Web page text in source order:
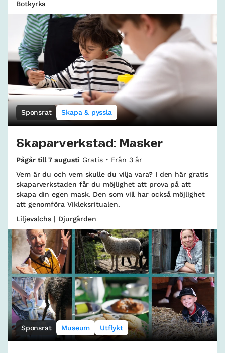
Botkyrka
Sponsrat Skapa & pyssla
Skaparverkstad: Masker
Pågår till 7 augusti Gratis
Från 3 år
Vem är du och vem skulle du vilja vara? I den här gratis
skaparverkstaden får du möjlighet att prova på att
skapa din egen mask. Den som vill har också möjlighet
att genomföra Vikleksritualen.
Liljevalchs | Djurgården
Sponsrat Museum Utflykt